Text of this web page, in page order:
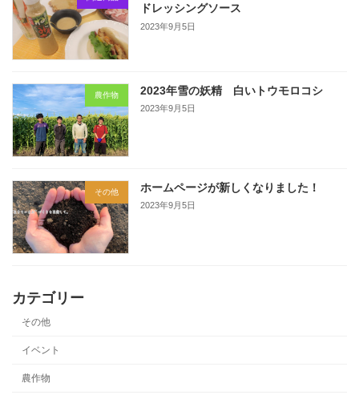
ドレッシングソース
2023年9月5日
農作物 2023年雪の妖精 白いトウモロコシ
2023年9月5日
その他 ホームページが新しくなりました！
2023年9月5日
カテゴリー
その他
イベント
農作物